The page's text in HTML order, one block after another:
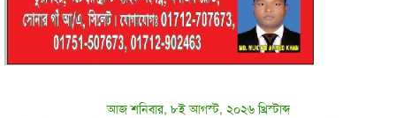
আজ শনিবার, ৮ই আগস্ট, ২০২৬ খ্রিস্টাব্দ